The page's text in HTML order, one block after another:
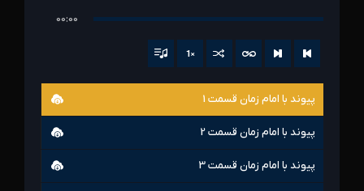
00:00
×
1
پیوند با امام زمان قسمت 1
پیوند با امام زمان قسمت 2
پیوند با امام زمان قسمت 3